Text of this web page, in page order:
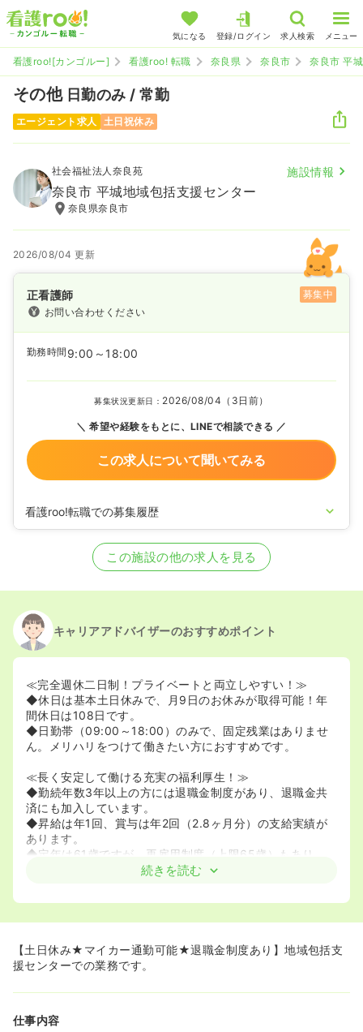
気になる 登録/ログイン 求人検索 メニュー
看護roo![カンゴルー] 看護roo! 転職 奈良県 奈良市 奈良市 平
その他日勤のみ / 常勤
エージェント求人 土日祝休み
社会福祉法人奈良苑 施設情報
奈良市 平城地域包括支援センター
奈良県奈良市
2026/08/04 更新
正看護師
募集中
お問い合わせください
勤務時間 9:00～18:00
募集状況更新日： 2026/08/04（3日前）
希望や経験をもとに、LINEで相談できる
この求人について聞いてみる
看護roo!転職での募集履歴
正看護師の募集を休止
正看護師を募集中
この施設の他の求人を見る
キャリアアドバイザーのおすすめポイント
≪完全週休二日制！プライベートと両立しやすい！≫
◆休日は基本土日休みで、月9日のお休みが取得可能！年
間休日は108日です。
◆日勤帯（09:00～18:00）のみで、固定残業はありませ
ん。メリハリをつけて働きたい方におすすめです。
≪長く安定して働ける充実の福利厚生！≫
◆勤続年数3年以上の方には退職金制度があり、退職金共
済にも加入しています。
◆昇給は年1回、賞与は年2回（2.8ヶ月分）の支給実績が
あります。
◆定年は61歳ですが、再雇用制度（上限65歳）もあり、
長期的なキャリア形成が可能です！
≪手当や制度がしっかり整備されています！≫
◆条件を満たせば住宅手当（20,000円）の支給もあり、
生活面をサポートします。
ントに合わせた働き方も可能です。
≪車通勤可能！通勤に便利です！≫
続きを読む
【土日休み★マイカー通勤可能★退職金制度あり】地域包括支
援センターでの業務です。
仕事内容